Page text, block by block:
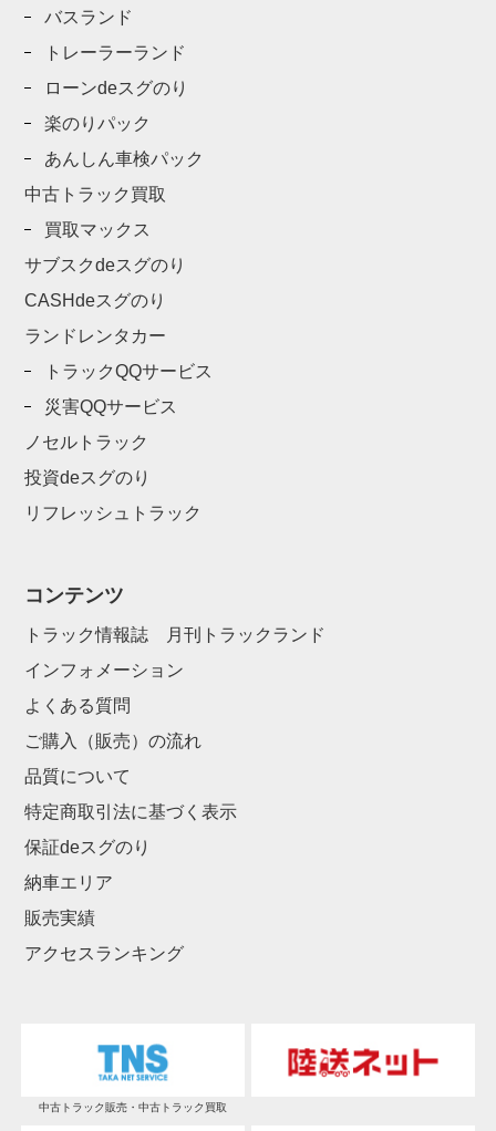
バスランド
トレーラーランド
ローンdeスグのり
楽のりパック
あんしん車検パック
中古トラック買取
買取マックス
サブスクdeスグのり
CASHdeスグのり
ランドレンタカー
トラックQQサービス
災害QQサービス
ノセルトラック
投資deスグのり
リフレッシュトラック
コンテンツ
トラック情報誌 月刊トラックランド
インフォメーション
よくある質問
ご購入（販売）の流れ
品質について
特定商取引法に基づく表示
保証deスグのり
納車エリア
販売実績
アクセスランキング
中古トラック販売・中古トラック買取